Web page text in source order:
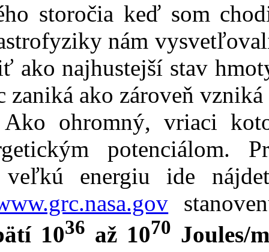
storočia keď som
nám
ako najhustejší stav
ako zároveň vzniká
Ako ohromný, vriaci
potenciálom.
energiu ide
1036 až 1070 Joules/m